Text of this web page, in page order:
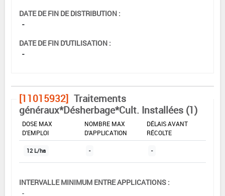
DATE DE FIN DE DISTRIBUTION :
-
DATE DE FIN D'UTILISATION :
-
[11015932] Traitements
généraux*Désherbage*Cult. Installées (1)
DOSE MAX
D'EMPLOI
NOMBRE MAX
D'APPLICATION
DÉLAIS AVANT
RÉCOLTE
12 L/ha - -
INTERVALLE MINIMUM ENTRE APPLICATIONS :
-